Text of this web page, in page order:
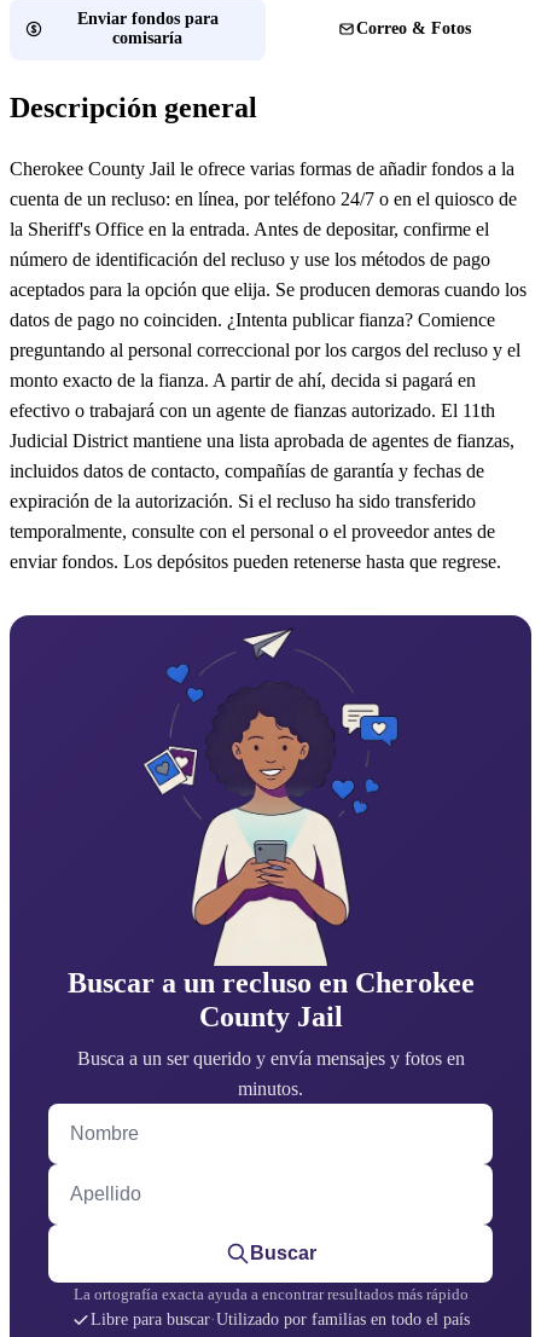
Enviar fondos para
comisaría
Correo & Fotos
Descripción general
Cherokee County Jail le ofrece varias formas de añadir fondos a la
cuenta de un recluso: en línea, por teléfono 24/7 o en el quiosco de
la Sheriff's Office en la entrada. Antes de depositar, confirme el
número de identificación del recluso y use los métodos de pago
aceptados para la opción que elija. Se producen demoras cuando los
datos de pago no coinciden. ¿Intenta publicar fianza? Comience
preguntando al personal correccional por los cargos del recluso y el
monto exacto de la fianza. A partir de ahí, decida si pagará en
efectivo o trabajará con un agente de fianzas autorizado. El 11th
Judicial District mantiene una lista aprobada de agentes de fianzas,
incluidos datos de contacto, compañías de garantía y fechas de
expiración de la autorización. Si el recluso ha sido transferido
temporalmente, consulte con el personal o el proveedor antes de
enviar fondos. Los depósitos pueden retenerse hasta que regrese.
Buscar a un recluso en Cherokee
County Jail
Busca a un ser querido y envía mensajes y fotos en
minutos.
Nombre
Apellido
Buscar
La ortografía exacta ayuda a encontrar resultados más rápido
Libre para buscar·Utilizado por familias en todo el país